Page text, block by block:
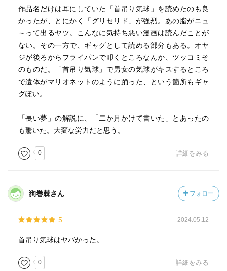
作品名だけは耳にしていた「首吊り気球」を読めたのも良
かったが、とにかく「グリセリド」が強烈。あの脂がニュ
～って出るヤツ。こんなに気持ち悪い漫画は読んだことが
ない。その一方で、ギャグとして読める部分もある。オヤ
ジが後ろからフライパンで叩くところなんか、ツッコミそ
のものだ。「首吊り気球」で男女の気球がキスするところ
で遺体がマリオネットのように踊った、という箇所もギャ
グぽい。
「長い夢」の解説に、「二か月かけて書いた」とあったの
も驚いた。大変な労力だと思う。
0 詳細をみる
狗巻棘さん フォロー
5 2024.05.12
首吊り気球はヤバかった。
0 詳細をみる